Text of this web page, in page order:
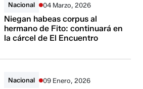
Nacional 04 Marzo, 2026
Niegan habeas corpus al
hermano de Fito: continuará en
la cárcel de El Encuentro
Nacional 09 Enero, 2026